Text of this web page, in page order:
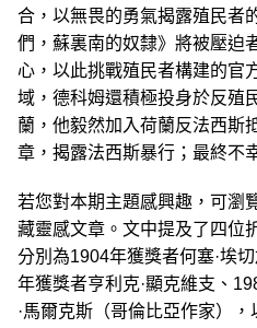
合，以無畏的勇氣揭露殖民者
們，蘇裏南的奴隸》將被壓迫
心，以此挑戰殖民者構建的官
域，德科姆還積極投身於反殖
蘭，他毅然加入荷蘭反法西斯
章，揭露法西斯暴行；最終不
若您對本期主題感興趣，可瀏
藏靈感文章。文中提及了四位
分別為1904年獲獎者何塞·埃
年獲獎者亨利克·顯克維支、
·馬爾克斯（哥倫比亞作家）